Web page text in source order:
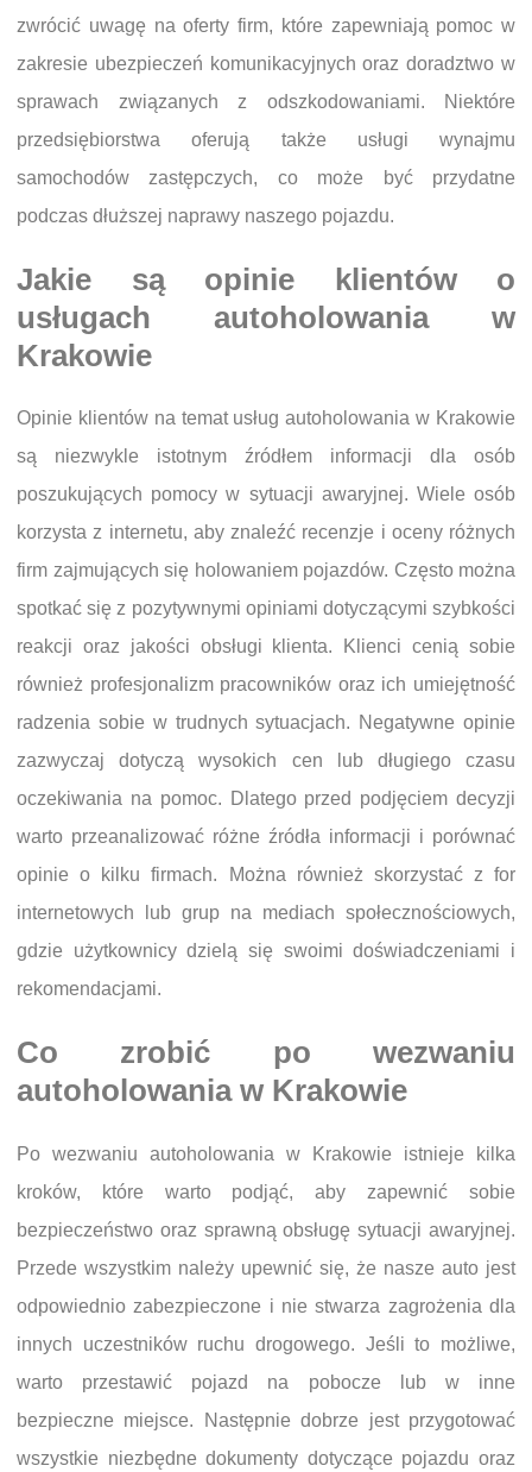
zwrócić uwagę na oferty firm, które zapewniają pomoc w
zakresie ubezpieczeń komunikacyjnych oraz doradztwo w
sprawach związanych z odszkodowaniami. Niektóre
przedsiębiorstwa oferują także usługi wynajmu
samochodów zastępczych, co może być przydatne
podczas dłuższej naprawy naszego pojazdu.
Jakie są opinie klientów o
usługach autoholowania w
Krakowie
Opinie klientów na temat usług autoholowania w Krakowie
są niezwykle istotnym źródłem informacji dla osób
poszukujących pomocy w sytuacji awaryjnej. Wiele osób
korzysta z internetu, aby znaleźć recenzje i oceny różnych
firm zajmujących się holowaniem pojazdów. Często można
spotkać się z pozytywnymi opiniami dotyczącymi szybkości
reakcji oraz jakości obsługi klienta. Klienci cenią sobie
również profesjonalizm pracowników oraz ich umiejętność
radzenia sobie w trudnych sytuacjach. Negatywne opinie
zazwyczaj dotyczą wysokich cen lub długiego czasu
oczekiwania na pomoc. Dlatego przed podjęciem decyzji
warto przeanalizować różne źródła informacji i porównać
opinie o kilku firmach. Można również skorzystać z for
internetowych lub grup na mediach społecznościowych,
gdzie użytkownicy dzielą się swoimi doświadczeniami i
rekomendacjami.
Co zrobić po wezwaniu
autoholowania w Krakowie
Po wezwaniu autoholowania w Krakowie istnieje kilka
kroków, które warto podjąć, aby zapewnić sobie
bezpieczeństwo oraz sprawną obsługę sytuacji awaryjnej.
Przede wszystkim należy upewnić się, że nasze auto jest
odpowiednio zabezpieczone i nie stwarza zagrożenia dla
innych uczestników ruchu drogowego. Jeśli to możliwe,
warto przestawić pojazd na pobocze lub w inne
bezpieczne miejsce. Następnie dobrze jest przygotować
wszystkie niezbędne dokumenty dotyczące pojazdu oraz